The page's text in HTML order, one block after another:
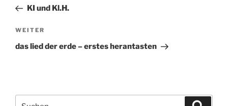
Beitrag
KI und Kl.H.
Nächster
Beitrag
WEITER
das lied der erde – erstes herantasten
Suchen